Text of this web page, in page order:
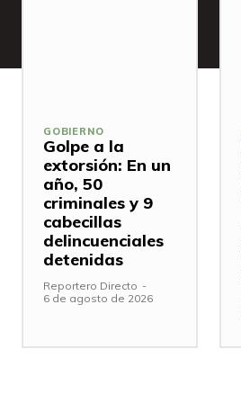
GOBIERNO
Golpe a la
extorsión: En un
año, 50
criminales y 9
cabecillas
delincuenciales
detenidas
Reportero Directo -
6 de agosto de 2026